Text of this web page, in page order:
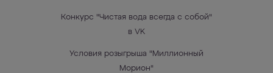
Конкурс "Чистая вода всегда с собой"
в VK
Условия розыгрыша "Миллионный
Морион"